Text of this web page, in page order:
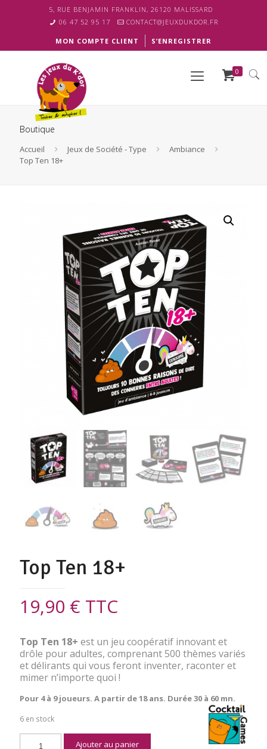
5, RUE BENJAMIN FRANKLIN, 26120 MALISSARD
06 47 52 95 17
CONTACT@JEUXDUKDOR.FR
MON COMPTE CLIENT S’ENREGISTRER
0
Boutique
Accueil Jeux de Société - Type
Ambiance
Top Ten 18+
Top Ten 18+
19,90 € TTC
Top Ten 18+ est un jeu coopératif innovant et
drôle pour adultes, comprenant 500 thèmes variés
et délirants qui vous feront inventer, raconter et
mimer n’importe quoi !
Pour 4 à 9 joueurs. A partir de 18 ans. Durée 30 à 60 mn.
6 en stock
Ajouter au panier